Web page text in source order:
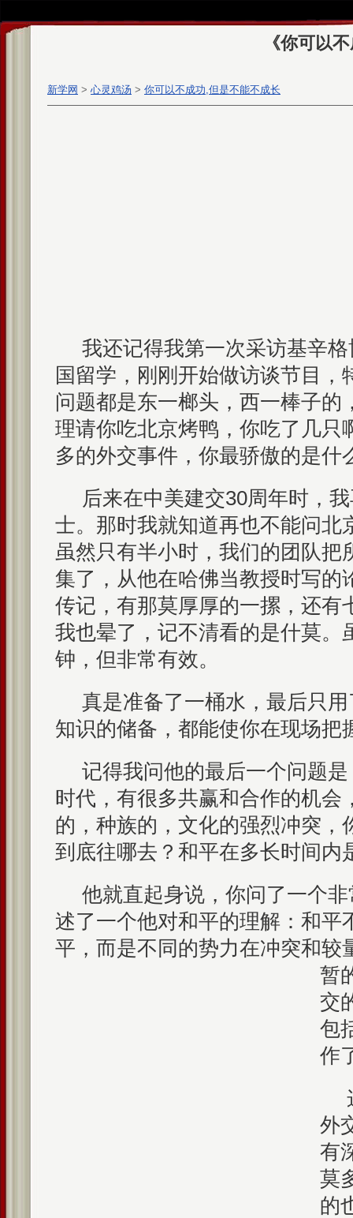
《你可以
新学网 > 心灵鸡汤 > 你可以不成功,但是不能不成长
我还记得我第一次采访基辛
国留学，刚刚开始做访谈节目，
问题都是东一榔头，西一棒子的
理请你吃北京烤鸭，你吃了几只
多的外交事件，你最骄傲的是什
后来在中美建交30周年时，
士。那时我就知道再也不能问北
虽然只有半小时，我们的团队把
集了，从他在哈佛当教授时写的
传记，有那莫厚厚的一摞，还有
我也晕了，记不清看的是什莫。
钟，但非常有效。
真是准备了一桶水，最后只
知识的储备，都能使你在现场把
记得我问他的最后一个问题
时代，有很多共赢和合作的机会
的，种族的，文化的强烈冲突，
到底往哪去？和平在多长时间内
他就直起身说，你问了一个
述了一个他对和平的理解：和平
平，而是不同的势力在冲突和较
暂
交
包
作
外
有
莫
的